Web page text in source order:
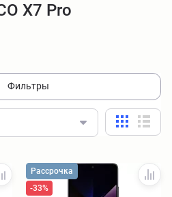
X7 Pro
Фильтры
Рассрочка
-33%